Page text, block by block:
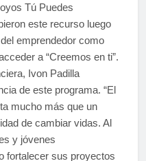
Tú Puedes
este recurso luego
emprendedor como
a “Creemos en ti”.
Ivon Padilla
de este programa. “El
mucho más que un
de cambiar vidas. Al
y jóvenes
fortalecer sus proyectos